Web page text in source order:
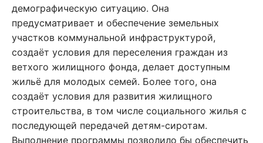
демографическую ситуацию. Она
предусматривает и обеспечение земельных
участков коммунальной инфраструктурой,
создаёт условия для переселения граждан из
ветхого жилищного фонда, делает доступным
жильё для молодых семей. Более того, она
создаёт условия для развития жилищного
строительства, в том числе социального жилья с
последующей передачей детям-сиротам.
Выполнение программы позволило бы обеспечить